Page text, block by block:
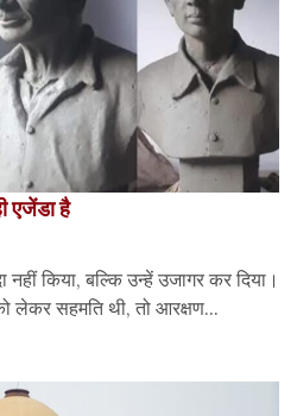
एजेंडा है
नहीं किया, बल्कि उन्हें उजागर कर दिया।
लेकर सहमति थी, तो आरक्षण...